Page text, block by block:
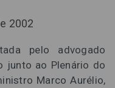
2002
pelo advogado
junto ao Plenário do
Marco Aurélio,